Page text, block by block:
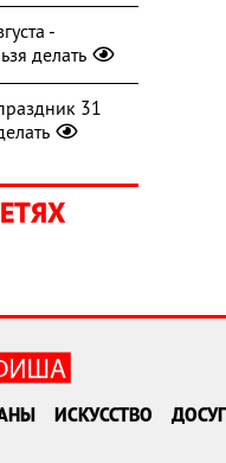
-
делать
31
ИСКУССТВО ДОСУГ